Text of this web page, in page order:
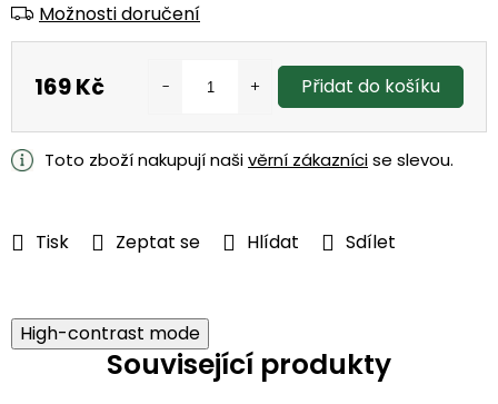
Tisk Zeptat se Hlídat Sdílet
Možnosti doručení
169 Kč
cena:
Přidat do košíku
Toto zboží nakupují našivěrní zákaznícise slevou.
High-contrast mode
Související produkty